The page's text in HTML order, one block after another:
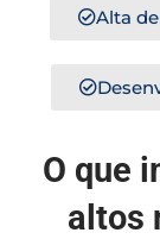
Alta
O que
altos